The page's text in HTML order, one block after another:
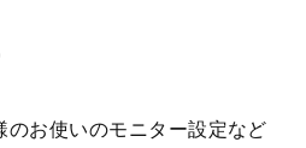
のお使いのモニター設定など